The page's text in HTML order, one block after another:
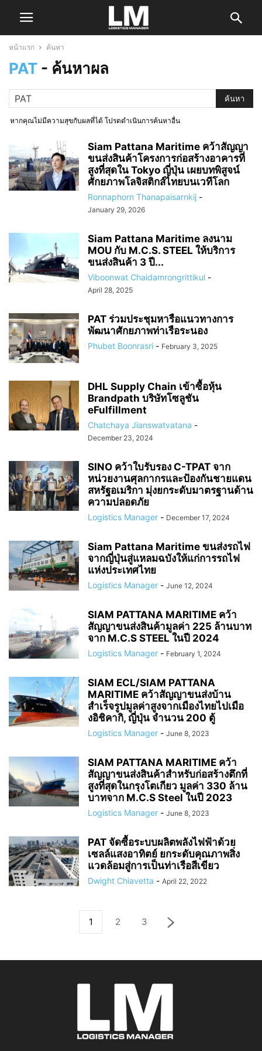
หน้าแรก ค้นหา
PAT - ค้นหาผล
หากคุณไม่มีความสุขกับผลที่ได้ โปรดดำเนินการค้นหาอื่น
Siam Pattana Maritime คว้าสัญญา
ขนส่งสินค้าโครงการก่อสร้างอาคารที่
สูงที่สุดใน Tokyo ญี่ปุ่น เผยบทพิสูจน์
ศักยภาพโลจิสติกส์ไทยบนเวทีโลก
Ronnaphorn Thanapaisarnkij -
January 29, 2026
Siam Pattana Maritime ลงนาม
MOU กับ M.C.S. STEEL ให้บริการ
ขนส่งสินค้า 3 ปี...
Viboonwat Chaidamrongrittikul -
April 28, 2025
PAT ร่วมประชุมหารือแนวทางการ
พัฒนาศักยภาพท่าเรือระนอง
Phubet Boonrasri - February 3, 2025
DHL Supply Chain เข้าซื้อหุ้น
Brandpath บริษัทโซลูชัน
eFulfillment
Chatchaya Jianswatvatana -
December 23, 2024
SINO คว้าใบรับรอง C-TPAT จาก
หน่วยงานศุลกากรและป้องกันชายแดน
สหรัฐอเมริกา มุ่งยกระดับมาตรฐานด้าน
ความปลอดภัย
Logistics Manager - December 17, 2024
Siam Pattana Maritime ขนส่งรถไฟ
จากญี่ปุ่นสู่แหลมฉบังให้แก่การรถไฟ
แห่งประเทศไทย
Logistics Manager - June 12, 2024
SIAM PATTANA MARITIME คว้า
สัญญาขนส่งสินค้ามูลค่า 225 ล้านบาท
จาก M.C.S STEEL ในปี 2024
Logistics Manager - February 1, 2024
SIAM ECL/SIAM PATTANA
MARITIME คว้าสัญญาขนส่งบ้าน
สำเร็จรูปมูลค่าสูงจากเมืองไทยไปเมือ
งอิชิคากิ, ญี่ปุ่น จำนวน 200 ตู้
Logistics Manager - June 8, 2023
SIAM PATTANA MARITIME คว้า
สัญญาขนส่งสินค้าสำหรับก่อสร้างตึกที่
สูงที่สุดในกรุงโตเกียว มูลค่า 330 ล้าน
บาทจาก M.C.S Steel ในปี 2023
Logistics Manager - June 8, 2023
PAT จัดซื้อระบบผลิตพลังไฟฟ้าด้วย
เซลล์แสงอาทิตย์ ยกระดับคุณภาพสิ่ง
แวดล้อมสู่การเป็นท่าเรือสีเขียว
Dwight Chiavetta - April 22, 2022
1 2 3